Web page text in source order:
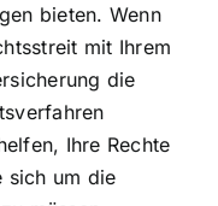
bieten. Wenn
mit Ihrem
die
Ihre Rechte
sich um die